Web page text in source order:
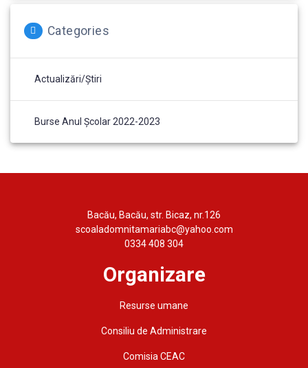
Categories
Actualizări/Știri
Burse Anul Școlar 2022-2023
Bacău, Bacău, str. Bicaz, nr.126
scoaladomnitamariabc@yahoo.com
0334 408 304
Organizare
Resurse umane
Consiliu de Administrare
Comisia CEAC